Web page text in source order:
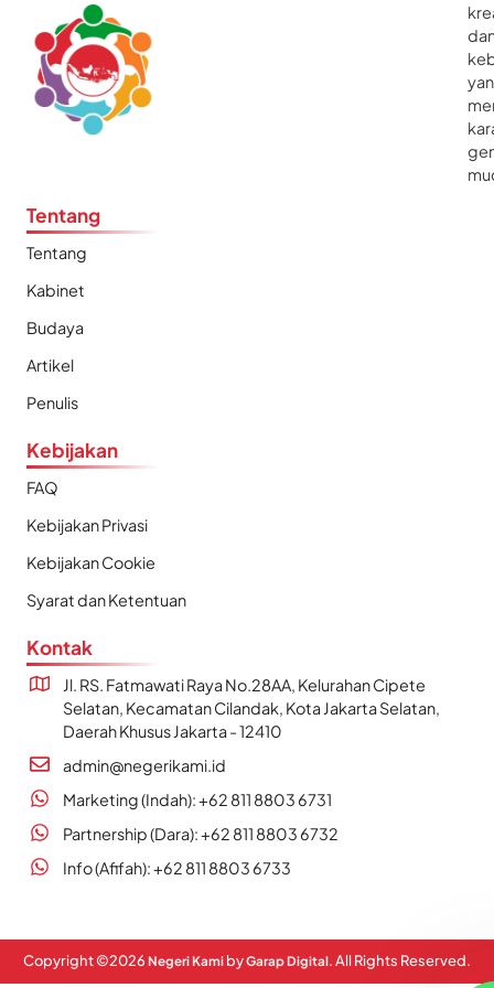
Tentang
Tentang
Kabinet
Budaya
Artikel
Penulis
Kebijakan
FAQ
Kebijakan Privasi
Kebijakan Cookie
Syarat dan Ketentuan
Kontak
Jl. RS. Fatmawati Raya No.28AA, Kelurahan Cipete
Selatan, Kecamatan Cilandak, Kota Jakarta Selatan,
Daerah Khusus Jakarta - 12410
admin@negerikami.id
Marketing (Indah): +62 811 8803 6731
Partnership (Dara): +62 811 8803 6732
Info (Afifah): +62 811 8803 6733
Copyright ©2026 Negeri Kami byGarap Digital. All Rights Reserved.